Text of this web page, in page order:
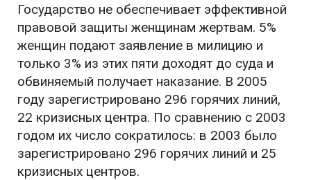
Государство не обеспечивает эффективной
правовой защиты женщинам жертвам. 5%
женщин подают заявление в милицию и
только 3% из этих пяти доходят до суда и
обвиняемый получает наказание. В 2005
году зарегистрировано 296 горячих линий,
22 кризисных центра. По сравнению с 2003
годом их число сократилось: в 2003 было
зарегистрировано 296 горячих линий и 25
кризисных центров.